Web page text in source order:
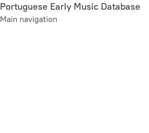
Skip
to
Portuguese Early Music Database
Main navigation